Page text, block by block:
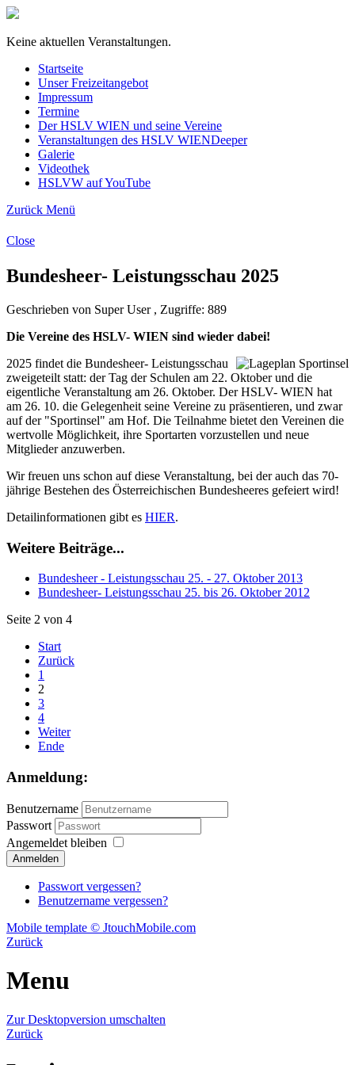
Keine aktuellen Veranstaltungen.
Startseite
Unser Freizeitangebot
Impressum
Termine
Der HSLV WIEN und seine Vereine
Veranstaltungen des HSLV WIENDeeper
Galerie
Videothek
HSLVW auf YouTube
Zurück Menü
Close
Bundesheer- Leistungsschau 2025
Geschrieben von Super User , Zugriffe: 889
Die Vereine des HSLV- WIEN sind wieder dabei!
2025 findet die Bundesheer- Leistungsschau
zweigeteilt statt: der Tag der Schulen am 22. Oktober und die
eigentliche Veranstaltung am 26. Oktober. Der HSLV- WIEN hat
am 26. 10. die Gelegenheit seine Vereine zu präsentieren, und zwar
auf der "Sportinsel" am Hof. Die Teilnahme bietet den Vereinen die
wertvolle Möglichkeit, ihre Sportarten vorzustellen und neue
Mitglieder anzuwerben.
Wir freuen uns schon auf diese Veranstaltung, bei der auch das 70-
jährige Bestehen des Österreichischen Bundesheeres gefeiert wird!
Detailinformationen gibt es HIER.
Weitere Beiträge...
Bundesheer - Leistungsschau 25. - 27. Oktober 2013
Bundesheer- Leistungsschau 25. bis 26. Oktober 2012
Seite 2 von 4
Start
Zurück
1
2
3
4
Weiter
Ende
Anmeldung:
Benutzername
Passwort
Angemeldet bleiben
Passwort vergessen?
Benutzername vergessen?
Mobile template © JtouchMobile.com
Zurück
Menu
Zur Desktopversion umschalten
Zurück